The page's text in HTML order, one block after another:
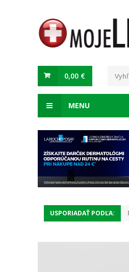
0,00 €
MENU
USPORIADAŤ PODĽA: